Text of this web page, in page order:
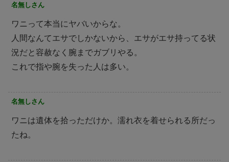
名無しさん
ワニって本当にヤバいからな。
人間なんてエサでしかないから、エサがエサ持ってる状
況だと容赦なく腕までガブリやる。
これで指や腕を失った人は多い。
名無しさん
ワニは遺体を拾っただけか。濡れ衣を着せられる所だっ
たね。